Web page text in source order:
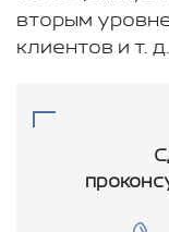
вторым
клиентов и т. д.